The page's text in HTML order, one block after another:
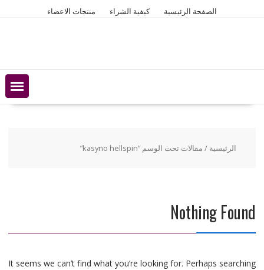
الصفحة الرئيسية كيفية الشراء منتجات الاعضاء
الرئيسية / مقالات تحت الوسم “kasyno hellspin”
Nothing Found
It seems we can’t find what you’re looking for. Perhaps searching